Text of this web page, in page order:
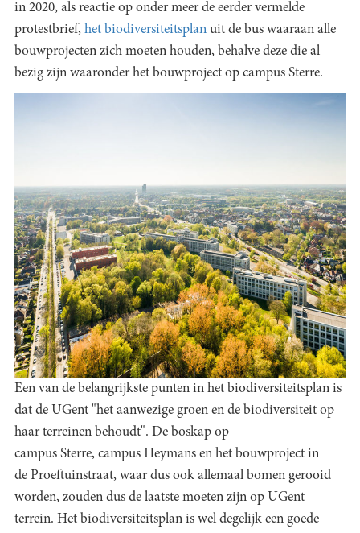
in 2020, als reactie op onder meer de eerder vermelde
protestbrief, het biodiversiteitsplan uit de bus waaraan alle
bouwprojecten zich moeten houden, behalve deze die al
bezig zijn waaronder het bouwproject op campus Sterre.
Een van de belangrijkste punten in het biodiversiteitsplan is
dat de UGent "het aanwezige groen en de biodiversiteit op
haar terreinen behoudt". De boskap op
campus Sterre, campus Heymans en het bouwproject in
de Proeftuinstraat, waar dus ook allemaal bomen gerooid
worden, zouden dus de laatste moeten zijn op UGent-
terrein. Het biodiversiteitsplan is wel degelijk een goede